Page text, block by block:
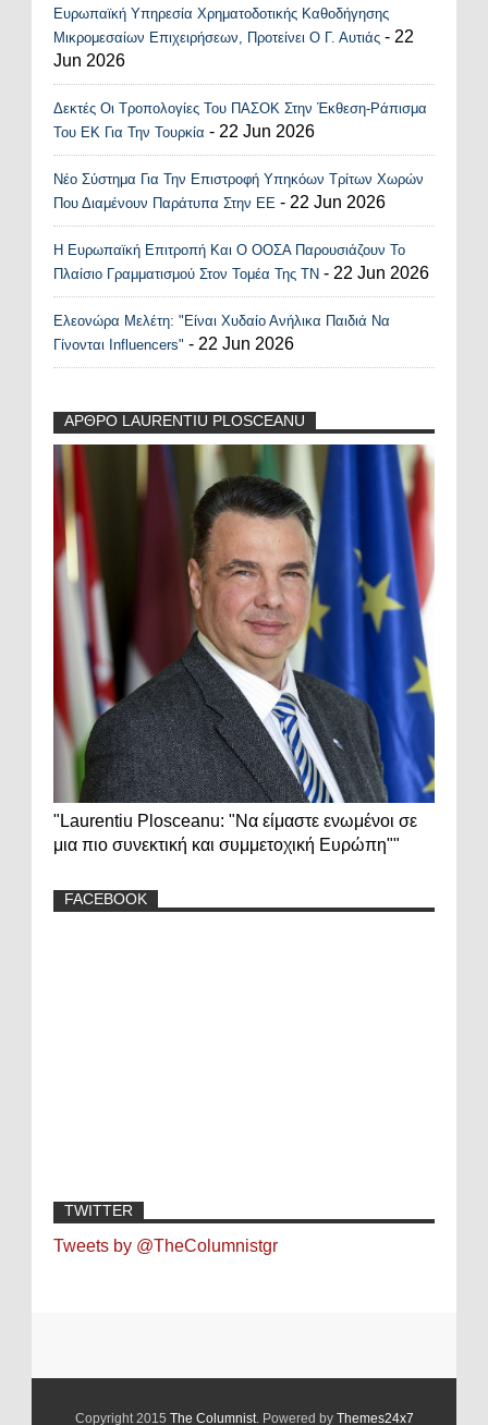
Ευρωπαϊκή Υπηρεσία Χρηματοδοτικής Καθοδήγησης
Μικρομεσαίων Επιχειρήσεων, Προτείνει Ο Γ. Αυτιάς - 22
Jun 2026
Δεκτές Οι Τροπολογίες Του ΠΑΣΟΚ Στην Έκθεση-Ράπισμα
Του ΕΚ Για Την Τουρκία - 22 Jun 2026
Νέο Σύστημα Για Την Επιστροφή Υπηκόων Τρίτων Χωρών
Που Διαμένουν Παράτυπα Στην ΕΕ - 22 Jun 2026
Η Ευρωπαϊκή Επιτροπή Και Ο ΟΟΣΑ Παρουσιάζουν Το
Πλαίσιο Γραμματισμού Στον Τομέα Της ΤΝ - 22 Jun 2026
Ελεονώρα Μελέτη: "Είναι Χυδαίο Ανήλικα Παιδιά Να
Γίνονται Influencers" - 22 Jun 2026
ΑΡΘΡΟ LAURENTIU PLOSCEANU
"Laurentiu Plosceanu: "Να είμαστε ενωμένοι σε
μια πιο συνεκτική και συμμετοχική Ευρώπη""
FACEBOOK
TWITTER
Tweets by @TheColumnistgr
Copyright 2015 The Columnist. Powered by Themes24x7